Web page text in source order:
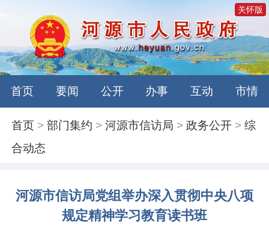
关怀版
首页 要闻 公开 办事 互动 市情
首页 >部门集约 >河源市信访局 >政务公开 >综
合动态
河源市信访局党组举办深入贯彻中央八项
规定精神学习教育读书班